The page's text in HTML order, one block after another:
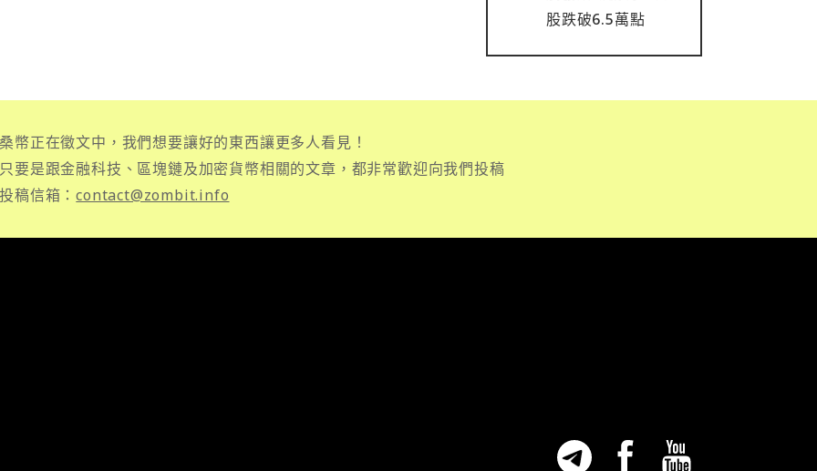
股跌破6.5萬點
桑幣正在徵文中，我們想要讓好的東西讓更多人看見！
只要是跟金融科技、區塊鏈及加密貨幣相關的文章，都非常歡迎向我們投稿
投稿信箱：contact@zombit.info